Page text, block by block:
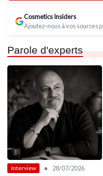
Cosmetics Insiders
Ajoutez-nous à vos sources
Parole d'experts
Interview • 28/07/2026